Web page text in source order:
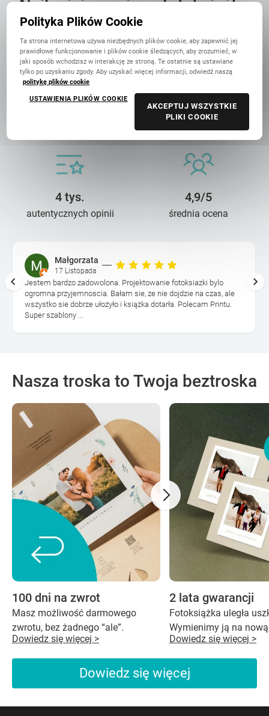
Najlepiej oceniana fotoksiążka
w Polsce
90 mln+
4 tys.
autentycznych opinii
4,9/5
średnia ocena
Małgorzata
17 Listopada
Jestem bardzo zadowolona. Projektowanie fotoksiazki bylo
ogromna przyjemnoscia. Bałam sie, ze nie dojdzie na czas, ale
wszystko sie dobrze ułożyło i książka dotarła. Polecam Printu.
Super szablony ...
Nasza troska to Twoja beztroska
100 dni na zwrot
Masz możliwość darmowego
zwrotu, bez żadnego “ale”.
Dowiedz się więcej >
2 lata gwarancji
Fotoksiążka uległa
Wymienimy ją na
Dowiedz się więcej >
Dowiedz się więcej
Polityka Plików Cookie
Ta strona internetowa używa niezbędnych plików cookie, aby zapewnić jej
prawidłowe funkcjonowanie i plików cookie śledzących, aby zrozumieć, w
jaki sposób wchodzisz w interakcję ze stroną. Te ostatnie są ustawiane
tylko po uzyskaniu zgody. Aby uzyskać więcej informacji, odwiedź naszą
politykę plików cookie
USTAWIENIA PLIKÓW COOKIE
AKCEPTUJ WSZYSTKIE
PLIKI COOKIE